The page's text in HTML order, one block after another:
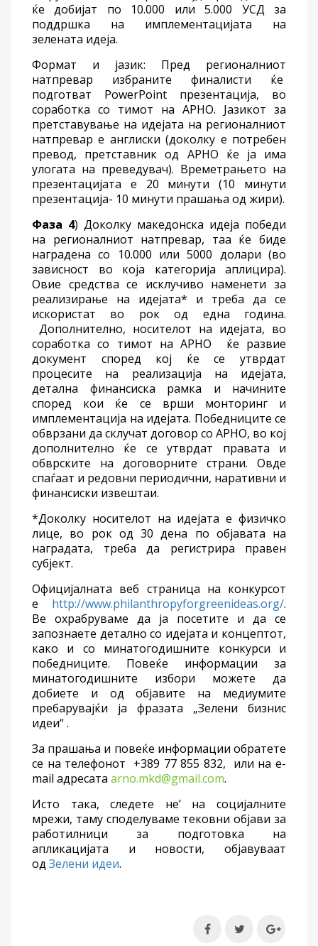
ќе добијат по 10.000 или 5.000 УСД за
поддршка на имплементацијата на
зелената идеја.
Формат и јазик: Пред регионалниот
натпревар избраните финалисти ќе
подготват PowerPoint презентација, во
соработка со тимот на АРНО. Јазикот за
претставување на идејата на регионалниот
натпревар е англиски (доколку е потребен
превод, претставник од АРНО ќе ја има
улогата на преведувач). Времетрањето на
презентацијата е 20 минути (10 минути
презентација- 10 минути прашања од жири).
Фаза 4) Доколку македонска идеја победи
на регионалниот натпревар, таа ќе биде
наградена со 10.000 или 5000 долари (во
зависност во која категорија аплицира).
Овие средства се исклучиво наменети за
реализирање на идејата* и треба да се
искористат во рок од една година.
Дополнително, носителот на идејата, во
соработка со тимот на АРНО ќе развие
документ според кој ќе се утврдат
процесите на реализација на идејата,
детална финансиска рамка и начините
според кои ќе се врши монторинг и
имплементација на идејата. Победниците се
обврзани да склучат договор со АРНО, во кој
дополнително ќе се утврдат правата и
обврските на договорните страни. Овде
спаѓаат и редовни периодични, наративни и
финансиски извештаи.
*Доколку носителот на идејата е физичко
лице, во рок од 30 дена по објавата на
наградата, треба да регистрира правен
субјект.
Официјалната веб страница на конкурсот
е http://www.philanthropyforgreenideas.org/.
Ве охрабруваме да ја посетите и да се
запознаете детално со идејата и концептот,
како и со минатогодишните конкурси и
победниците. Повеќе информации за
минатогодишните избори можете да
добиете и од објавите на медиумите
пребарувајќи ја фразата „Зелени бизнис
идеи“ .
За прашања и повеќе информации обратете
се на телефонот +389 77 855 832, или на e-
mail адресата arno.mkd@gmail.com.
Исто така, следете не’ на социјалните
мрежи, таму споделуваме тековни објави за
работилници за подготовка на
апликацијата и новости, објавуваат
од Зелени идеи.